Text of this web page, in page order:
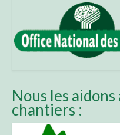
Nous les
chantiers :